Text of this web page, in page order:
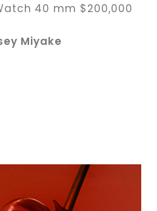
40 mm $200,000
Miyake